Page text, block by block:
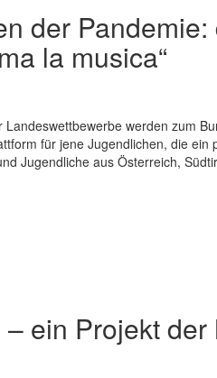
der
la musica“
werden zum
für jene Jugendlichen, die ein
Jugendliche aus Österreich,
ein Projekt